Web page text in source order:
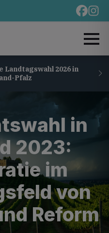
2026 in
Pfalz
in
2023:
im
von
Reform